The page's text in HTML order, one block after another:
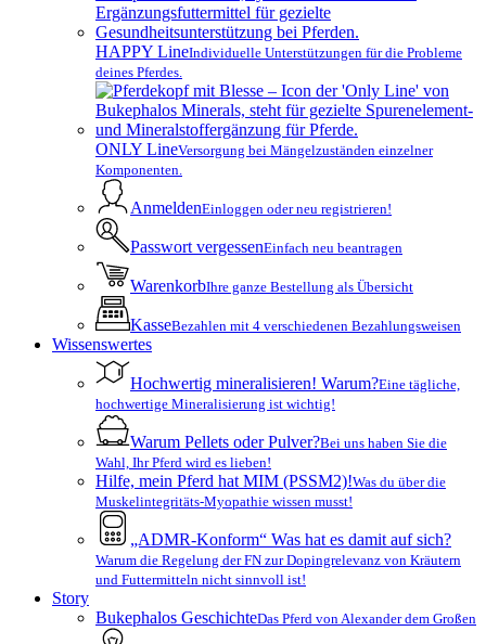
HAPPY LineIndividuelle Unterstützungen für die Probleme
deines Pferdes.
ONLY LineVersorgung bei Mängelzuständen einzelner
Komponenten.
AnmeldenEinloggen oder neu registrieren!
Passwort vergessenEinfach neu beantragen
WarenkorbIhre ganze Bestellung als Übersicht
KasseBezahlen mit 4 verschiedenen Bezahlungsweisen
Wissenswertes
Hochwertig mineralisieren! Warum?Eine tägliche,
hochwertige Mineralisierung ist wichtig!
Warum Pellets oder Pulver?Bei uns haben Sie die
Wahl, Ihr Pferd wird es lieben!
Hilfe, mein Pferd hat MIM (PSSM2)!Was du über die
Muskelintegritäts-Myopathie wissen musst!
„ADMR-Konform“ Was hat es damit auf sich?
Warum die Regelung der FN zur Dopingrelevanz von Kräutern
und Futtermitteln nicht sinnvoll ist!
Story
Bukephalos GeschichteDas Pferd von Alexander dem Großen